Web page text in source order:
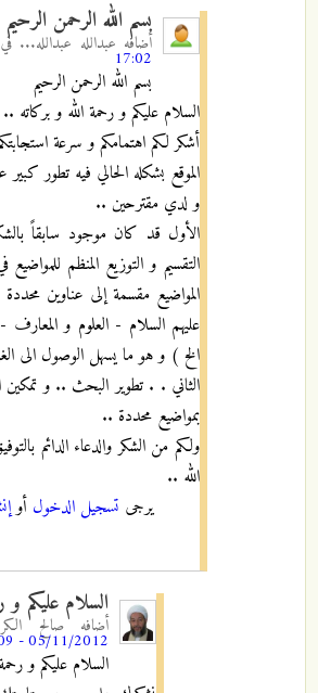
بسم الله الرحمن الرحيم
أضافه عبدالله عبدالله...
17:02
بسم الله الرحمن الرحيم
السلام عليكم و رحمة الله و بركاته ..
أشكر لكم اهتمامكم و سرعة
الموقع بشكله الحالي فيه تطور
و لدي مقترحين ..
الأول قد كان موجود سابقاً
التقسيم و التوزيع المنظم
المواضيع مقسمة إلى عناوين
عليهم السلام - العلوم و
الخ ) و هو ما يسهل الوصول الى
الثاني . . تطوير البحث .. و
بمواضيع محددة ..
ولكم من الشكر والدعاء الدائم
الله ..
يرجى تسجيل الدخول أو
السلام عليكم و
أضافهصالح
05/11/2012 - 20:09
السلام عليكم و